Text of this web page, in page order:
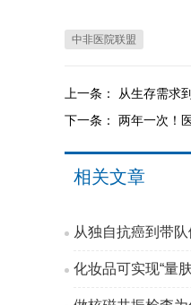
中非医院联盟
上一条：
从生存需求
下一条： 两年一次！
相关文章
从独自抗癌到带
化妆品可实现“量